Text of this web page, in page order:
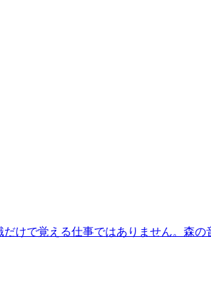
で覚える仕事ではありません。森